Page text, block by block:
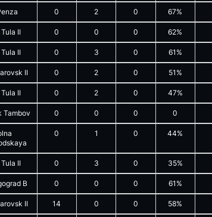
0 2 0 67%
II 0 0 0 62%
II 0 3 0 61%
II 0 2 0 51%
II 0 2 0 47%
Tambov 0 0 0 0
0 1 0 44%
II 0 3 0 35%
B 0 0 0 61%
II 14 0 0 58%